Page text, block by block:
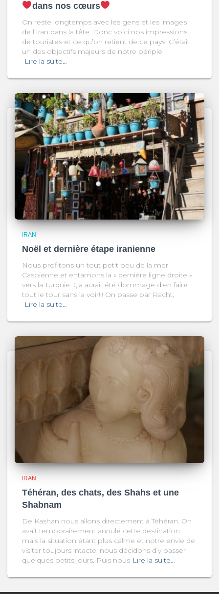
dans nos cœurs
On reste longtemps avec les gens et les images
de l’Iran dans la tête. Donc voici nos impressions
de touristes et ce qu’on retient de ce pays. C’était
un des objectifs majeurs de notre périple
Lire la suite…
IRAN
Noël et dernière étape iranienne
Nous profitons un tout petit peu de la mer
Caspienne et entamons la « dernière ligne droite »
vers la Turquie. Ça aurait été dommage d’en faire
tout le tour sans la voir!!! On passe par Racht,
Lire la suite…
IRAN
Téhéran, des chats, des Shahs et une
Shabnam
De Kashan nous allons directement à Téhéran. On
avait temporairement annulé cette destination
mais la situation étant plus calme et notre envie de
visiter toujours intacte, nous décidons d’y passer
quelques petits jours. Puis nous Lire la suite…